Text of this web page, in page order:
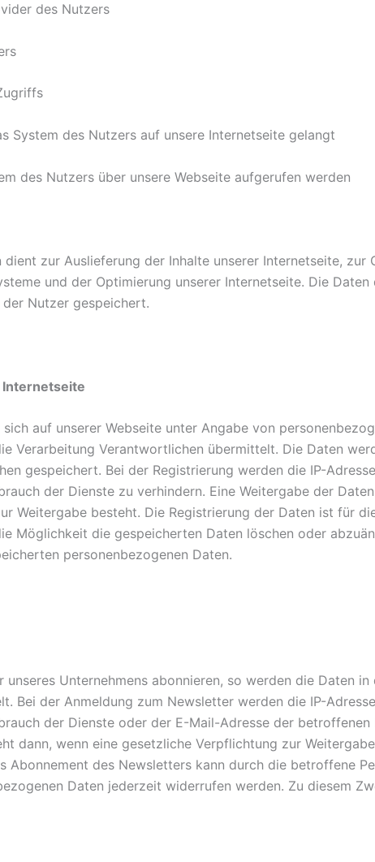
des Nutzers
System des Nutzers auf unsere Internetseite gelangt
des Nutzers über unsere Webseite aufgerufen werden
zur Auslieferung der Inhalte unserer Internetseite,
und der Optimierung unserer Internetseite. Die
Nutzer gespeichert.
auf unserer Webseite unter Angabe von
Verarbeitung Verantwortlichen übermittelt. Die Daten
gespeichert. Bei der Registrierung werden die IP-
der Dienste zu verhindern. Eine Weitergabe der
Weitergabe besteht. Die Registrierung der Daten ist für
Möglichkeit die gespeicherten Daten löschen oder
personenbezogenen Daten.
unseres Unternehmens abonnieren, so werden die Daten
Bei der Anmeldung zum Newsletter werden die IP-
der Dienste oder der E-Mail-Adresse der
dann, wenn eine gesetzliche Verpflichtung zur
Abonnement des Newsletters kann durch die betroffene
Daten jederzeit widerrufen werden. Zu diesem